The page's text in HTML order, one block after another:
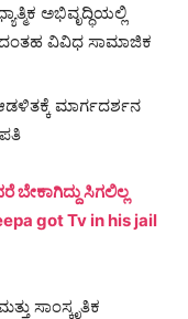
ಅಭಿವೃದ್ಧಿಯಲ್ಲಿ
ವಿವಿಧ ಸಾಮಾಜಿಕ
ಬೇಕಾಗಿದ್ದು ಸಿಗಲಿಲ್ಲ
got Tv in his jail
ಸಾಂಸ್ಕೃತಿಕ